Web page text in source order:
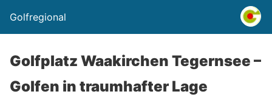
Golfregional
Golfplatz Waakirchen Tegernsee –
Golfen in traumhafter Lage